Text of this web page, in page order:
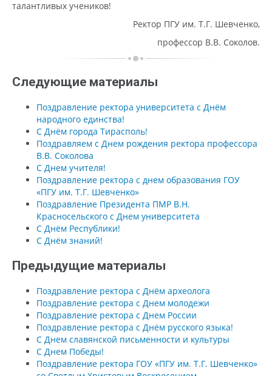
талантливых учеников!
Ректор ПГУ им. Т.Г. Шевченко,
профессор В.В. Соколов.
Следующие материалы
Поздравление ректора университета с Днём
народного единства!
С Днём города Тирасполь!
Поздравляем с Днем рождения ректора профессора
В.В. Соколова
С Днем учителя!
Поздравление ректора с днем образования ГОУ
«ПГУ им. Т.Г. Шевченко»
Поздравление Президента ПМР В.Н.
Красносельского с Днем университета
С Днём Республики!
С Днём знаний!
Предыдущие материалы
Поздравление ректора с Днём археолога
Поздравление ректора с Днем молодежи
Поздравление ректора с Днем России
Поздравление ректора с Днём русского языка!
С Днем славянской письменности и культуры
C Днем Победы!
Поздравление ректора ГОУ «ПГУ им. Т.Г. Шевченко»